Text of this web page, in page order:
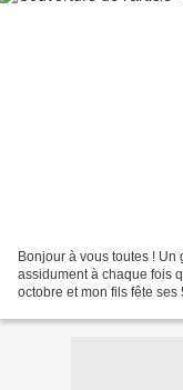
Bonjour à vous toutes !
assidument à chaque fois
octobre et mon fils fête